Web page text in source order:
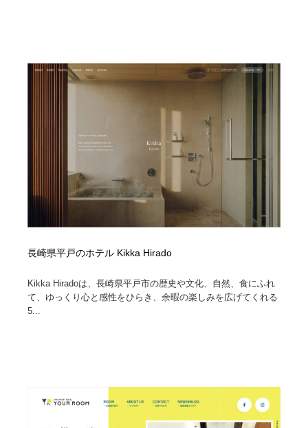
長崎県平戸のホテル Kikka Hirado
Kikka Hiradoは、長崎県平戸市の歴史や文化、自然、食にふれ
て、ゆっくり心と感性をひらき、余暇の楽しみを広げてくれる
5...